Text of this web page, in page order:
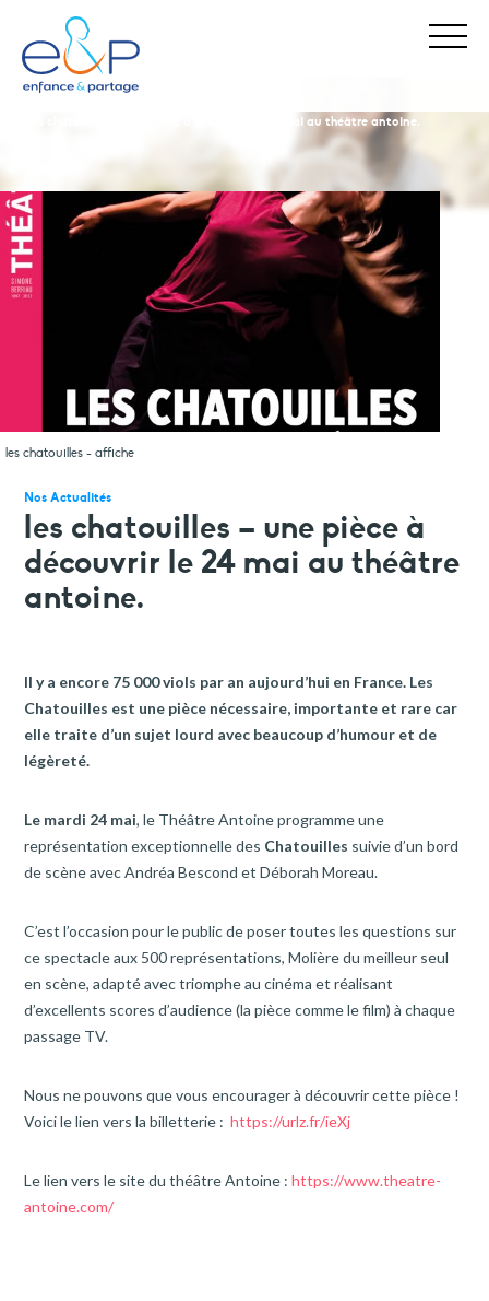
Stop Maltraitance - Stop Conflit
Allo Parents Bébé
0 800 00 3456
faire un don
votre aide est précieuse et indispensable
les chatouilles – une pièce à découvrir le 24 mai au théâtre antoine.
les chatouilles - affiche
Nos Actualités
les chatouilles – une pièce à
découvrir le 24 mai au théâtre
antoine.
Il y a encore 75 000 viols par an aujourd’hui en France. Les
Chatouilles est une pièce nécessaire, importante et rare car
elle traite d’un sujet lourd avec beaucoup d’humour et de
légèreté.
Le mardi 24 mai, le Théâtre Antoine programme une
représentation exceptionnelle des Chatouilles suivie d’un bord
de scène avec Andréa Bescond et Déborah Moreau.
C’est l’occasion pour le public de poser toutes les questions sur
ce spectacle aux 500 représentations, Molière du meilleur seul
en scène, adapté avec triomphe au cinéma et réalisant
d’excellents scores d’audience (la pièce comme le film) à chaque
passage TV.
Nous ne pouvons que vous encourager à découvrir cette pièce !
Voici le lien vers la billetterie :https://urlz.fr/ieXj
Le lien vers le site du théâtre Antoine :https://www.theatre-
antoine.com/